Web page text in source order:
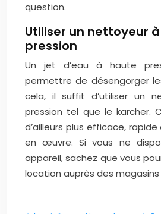
question.
Utiliser un nettoyeur
pression
Un jet d’eau à haute
permettre de désengorger
cela, il suffit d’utiliser un
pression tel que le karcher.
d’ailleurs plus efficace,
en œuvre. Si vous ne
appareil, sachez que vous
location auprès des magasins